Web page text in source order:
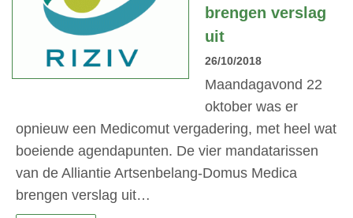
brengen verslag
uit
26/10/2018
Maandagavond 22
oktober was er
opnieuw een Medicomut vergadering, met heel wat
boeiende agendapunten. De vier mandatarissen
van de Alliantie Artsenbelang-Domus Medica
brengen verslag uit…